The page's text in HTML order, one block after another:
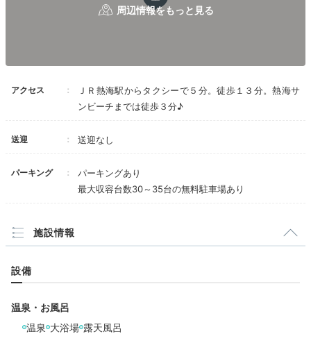
け流し温泉が楽しめるのがいいところ。湯の温度を自分
Dinner
部屋食女子会の
アクセス
ＪＲ熱海駅からタクシーで５分。徒歩１３分。熱海サ
ンビーチまでは徒歩３分♪
送迎 送迎なし
パーキング
パーキングあり
最大収容台数30～35台の無料駐車場あり
施設情報
設備
温泉・お風呂
温泉 大浴場 露天風呂